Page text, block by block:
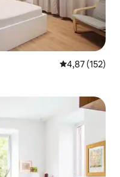
Середня
4,87 (152)